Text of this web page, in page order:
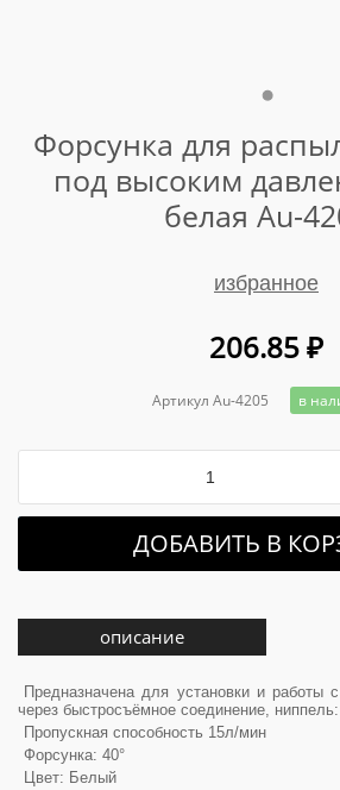
Форсунка для
под высоким
белая Au-
избранное
206.85₽
Артикул Au-4205 в
ДОБАВИТЬ В
описание
Предназначена для установки и работы
через быстросъёмное соединение,
Пропускная способность 15л/мин
Форсунка: 40°
Цвет: Белый